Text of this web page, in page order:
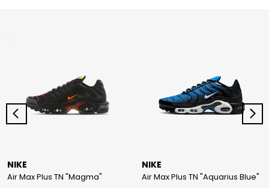
NIKE
Air Max Plus TN "Magma"
NIKE
Air Max Plus TN "Aquarius Blue"